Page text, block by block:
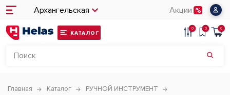
Архангельская Акции
КАТАЛОГ
0 0 0
Главная Каталог
РУЧНОЙ ИНСТРУМЕНТ